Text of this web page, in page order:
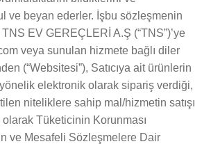
ve beyan ederler. İşbu sözleşmenin
TNS EV GEREÇLERİ A.Ş (“TNS”)’ye
veya sunulan hizmete bağlı diler
(“Websitesi”), Satıcıya ait ürünlerin
yönelik elektronik olarak sipariş verdiği,
niteliklere sahip mal/hizmetin satışı
Tüketicinin Korunması
ve Mesafeli Sözleşmelere Dair